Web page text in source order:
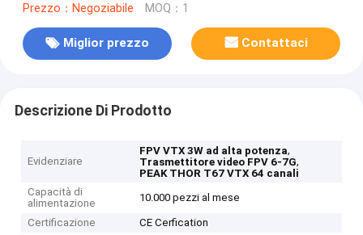
Prezzo：Negoziabile MOQ：1
Miglior prezzo Contattaci
Descrizione Di Prodotto
Evidenziare
FPV VTX 3W ad alta potenza,
Trasmettitore video FPV 6-7G,
PEAK THOR T67 VTX 64 canali
Capacità di
alimentazione
10.000 pezzi al mese
Certificazione
CE Cerfication